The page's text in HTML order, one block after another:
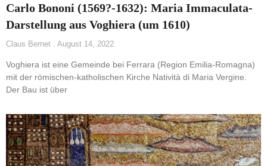
Carlo Bononi (1569?-1632): Maria Immaculata-
Darstellung aus Voghiera (um 1610)
Claus Bernet August 14, 2022
Voghiera ist eine Gemeinde bei Ferrara (Region Emilia-Romagna)
mit der römischen-katholischen Kirche Natività di Maria Vergine.
Der Bau ist über